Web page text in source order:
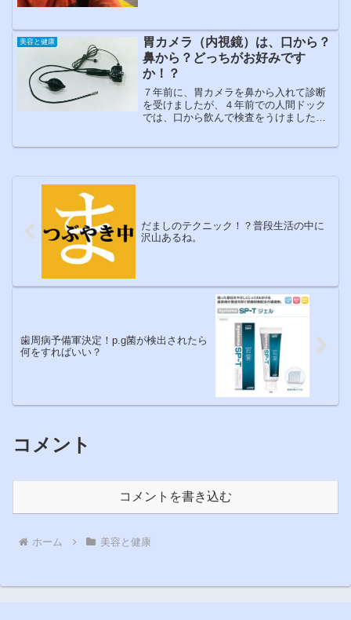
美容と健康
胃カメラ（内視鏡）は、口から？
鼻から？どっちがお好みです
か！？
７年前に、胃カメラを鼻から入れて診断
を受けましたが、４年前での人間ドック
では、口から飲んで検査をうけました。
だましのテクニック！？普段生活の中に
沢山あるね。
歯周病予備軍決定！p.g菌が検出されたら
何をすればいい？
コメント
コメントを書き込む
ホーム 美容と健康